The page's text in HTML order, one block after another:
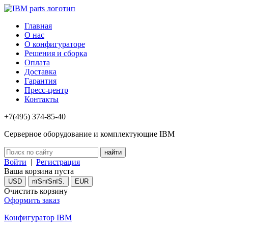
Главная
О нас
О конфигураторе
Решения и сборка
Оплата
Доставка
Гарантия
Пресс-центр
Контакты
+7(495) 374-85-40
Серверное оборудование и комплектующие IBM
Войти | Регистрация
Ваша корзина пуста
USD пїЅпїЅпїЅ. EUR
Очистить корзину
Оформить заказ
Конфигуратор IBM